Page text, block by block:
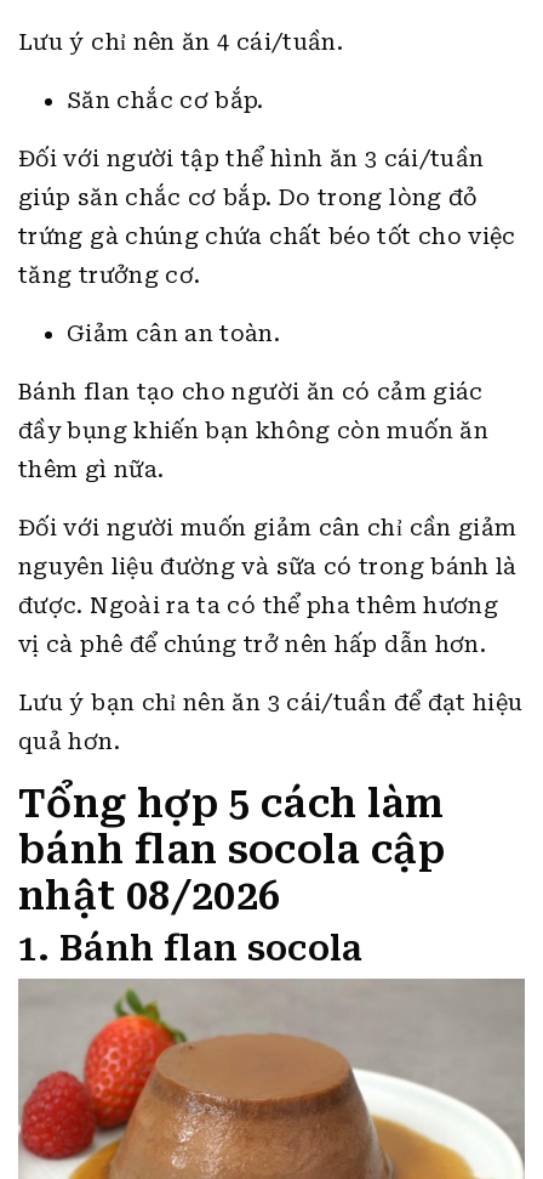
Lưu ý chỉ nên ăn 4 cái/tuần.
Săn chắc cơ bắp.
Đối với người tập thể hình ăn 3 cái/tuần
giúp săn chắc cơ bắp. Do trong lòng đỏ
trứng gà chúng chứa chất béo tốt cho việc
tăng trưởng cơ.
Giảm cân an toàn.
Bánh flan tạo cho người ăn có cảm giác
đầy bụng khiến bạn không còn muốn ăn
thêm gì nữa.
Đối với người muốn giảm cân chỉ cần giảm
nguyên liệu đường và sữa có trong bánh là
được. Ngoài ra ta có thể pha thêm hương
vị cà phê để chúng trở nên hấp dẫn hơn.
Lưu ý bạn chỉ nên ăn 3 cái/tuần để đạt hiệu
quả hơn.
Tổng hợp 5 cách làm
bánh flan socola cập
nhật 08/2026
1. Bánh flan socola